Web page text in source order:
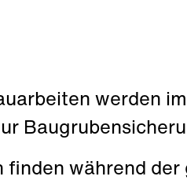
werden
finden während